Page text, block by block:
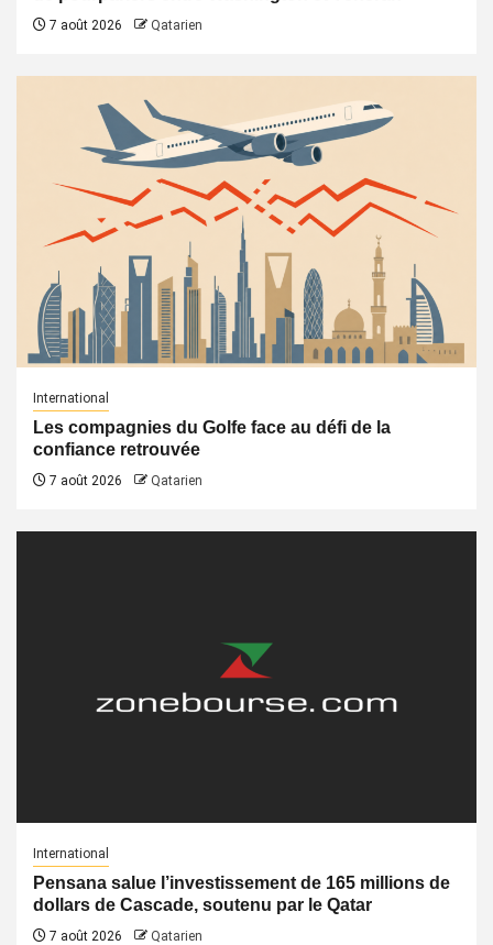
7 août 2026 Qatarien
International
Les compagnies du Golfe face au défi de la
confiance retrouvée
7 août 2026 Qatarien
International
Pensana salue l’investissement de 165 millions de
dollars de Cascade, soutenu par le Qatar
7 août 2026 Qatarien